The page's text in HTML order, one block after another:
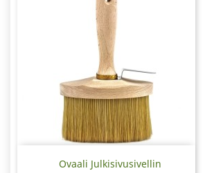
Ovaali Julkisivusivellin